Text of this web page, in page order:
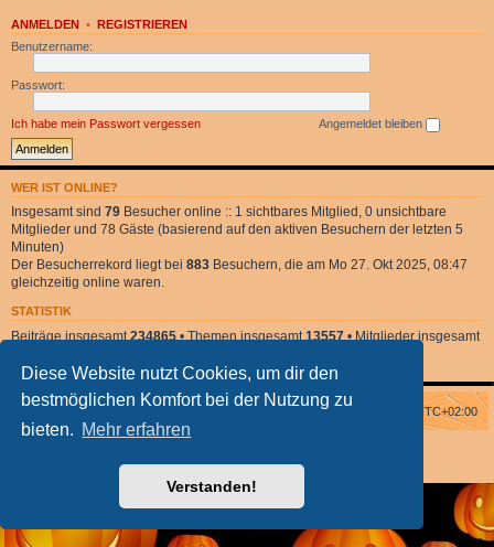
Diese Website nutzt Cookies, um dir den
bestmöglichen Komfort bei der Nutzung zu
bieten. Mehr erfahren
Verstanden!
ANMELDEN • REGISTRIEREN
Benutzername:
Passwort:
Ich habe mein Passwort vergessen Angemeldet bleiben
WER IST ONLINE?
Insgesamt sind 79 Besucher online :: 1 sichtbares Mitglied, 0 unsichtbare
Mitglieder und 78 Gäste (basierend auf den aktiven Besuchern der letzten 5
Minuten)
Der Besucherrekord liegt bei 883 Besuchern, die am Mo 27. Okt 2025, 08:47
gleichzeitig online waren.
STATISTIK
Beiträge insgesamt 234865 • Themen insgesamt 13557 • Mitglieder insgesamt
Foren-Übersicht UTC+02:00
Powered byphpBB
Deutsche Übersetzung durchphpBB.de